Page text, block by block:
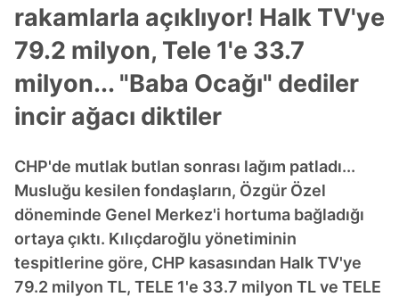
rakamlarla açıklıyor! Halk TV'ye
79.2 milyon, Tele 1'e 33.7
milyon... "Baba Ocağı" dediler
incir ağacı diktiler
CHP'de mutlak butlan sonrası lağım patladı...
Musluğu kesilen fondaşların, Özgür Özel
döneminde Genel Merkez'i hortuma bağladığı
ortaya çıktı. Kılıçdaroğlu yönetiminin
tespitlerine göre, CHP kasasından Halk TV'ye
79.2 milyon TL, TELE 1'e 33.7 milyon TL ve TELE